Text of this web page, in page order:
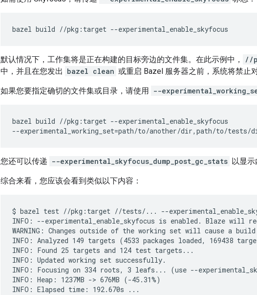
bazel build //pkg:target
默认情况下，工作集将是正在构建的目标旁边的文件集。在此示例中， //
中，并且在您发出 bazel clean 或重启 Bazel 服务器之前，系统将禁止
如果您要指定确切的文件集或目录，请使用 --
bazel build //pkg:target --experimental_enable_skyfocus
--experimental_working_set=
您还可以传递 --experimental_skyfocus_dump_post_gc_stats 以显示
综合来看，您应该会看到类似以下内容：
$ bazel test //pkg:target //tests/... --
INFO: --experimental_enable_skyfocus is enabled. Blaze will
WARNING: Changes outside of the working set will cause a
INFO: Analyzed 149 targets (4533 packages loaded, 169438
INFO: Found 25 targets and 124 test targets...
INFO: Updated working set successfully.
INFO: Focusing on 334 roots, 3 leafs... (use --
INFO: Heap: 1237MB -> 676MB (-45.31%)
INFO: Elapsed time: 192.670s ...